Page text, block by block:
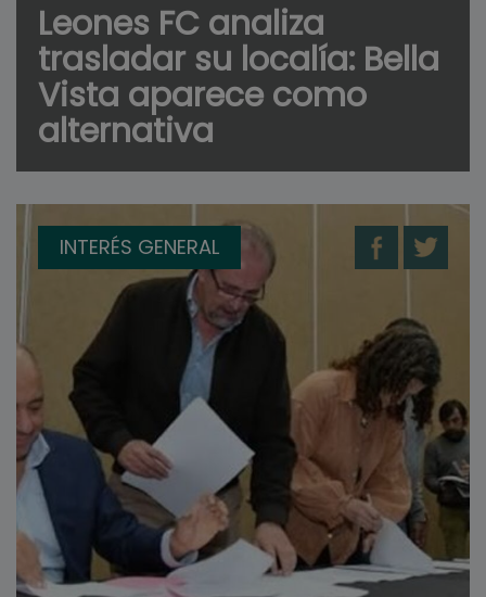
Leones FC analiza
trasladar su localía: Bella
Vista aparece como
alternativa
INTERÉS GENERAL